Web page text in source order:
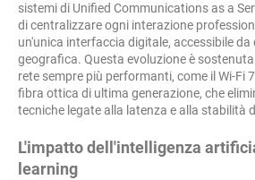
sistemi di Unified Communications as a
di centralizzare ogni interazione
un'unica interfaccia digitale, accessibile da
geografica. Questa evoluzione è
rete sempre più performanti, come il Wi-Fi
fibra ottica di ultima generazione, che
tecniche legate alla latenza e alla stabilità
L'impatto dell'intelligenza
learning